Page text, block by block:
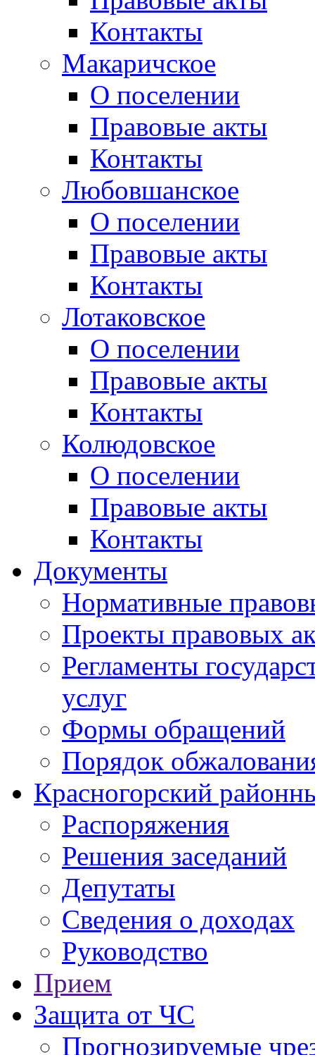
Контакты
Макаричское
О поселении
Правовые акты
Контакты
Любовшанское
О поселении
Правовые акты
Контакты
Лотаковское
О поселении
Правовые акты
Контакты
Колюдовское
О поселении
Правовые акты
Контакты
Документы
Нормативные
Проекты правовых
Регламенты
услуг
Формы обращений
Порядок
Красногорский
Распоряжения
Решения заседаний
Депутаты
Сведения о доходах
Руководство
Прием
Защита от ЧС
Прогнозируемые